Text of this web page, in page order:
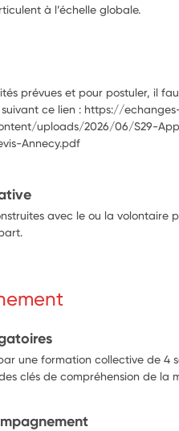
à l’échelle globale.
prévues et pour postuler, il
ce lien : https://
uploads/2026/06/S29-
Annecy.pdf
avec le ou la volontaire
une formation collective de 4
clés de compréhension de la